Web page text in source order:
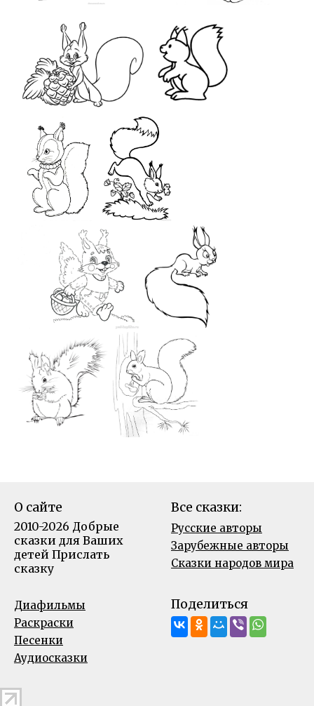
О сайте
2010-2026 Добрые
сказки для Ваших
детей Прислать
сказку
Все сказки:
Русские авторы
Зарубежные авторы
Сказки народов мира
Диафильмы
Раскраски
Песенки
Аудиосказки
Поделиться